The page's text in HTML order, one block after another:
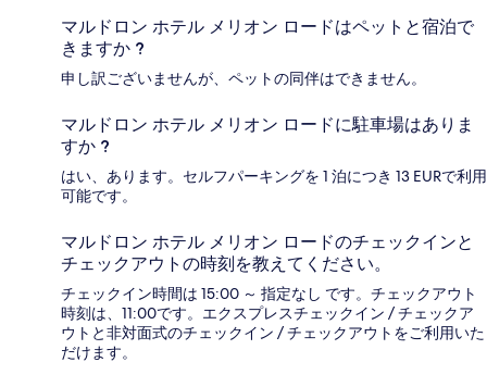
マルドロン ホテル メリオン ロードはペットと宿泊で
きますか ?
申し訳ございませんが、ペットの同伴はできません。
マルドロン ホテル メリオン ロードに駐車場はありま
すか ?
はい、あります。セルフパーキングを 1 泊につき 13 EURで利用
可能です。
マルドロン ホテル メリオン ロードのチェックインと
チェックアウトの時刻を教えてください。
チェックイン時間は 15:00 ～ 指定なし です。チェックアウト
時刻は、11:00です。エクスプレスチェックイン / チェックア
ウトと非対面式のチェックイン / チェックアウトをご利用いた
だけます。